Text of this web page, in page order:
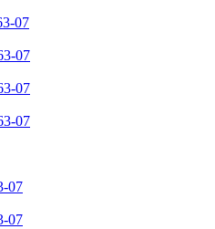
07
07
07
07
07
07